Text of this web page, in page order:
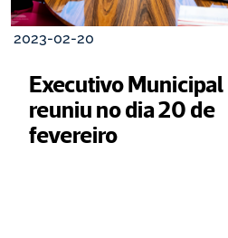
2023-02-20
Executivo Municipal
reuniu no dia 20 de
fevereiro